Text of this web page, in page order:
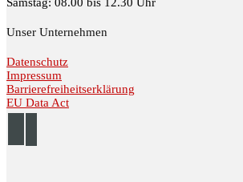
Unser Unternehmen
Datenschutz
Impressum
Barrierefreiheitserklärung
EU Data Act